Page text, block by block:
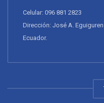
Celular: 096 881 2823
Dirección: José A.
Ecuador.